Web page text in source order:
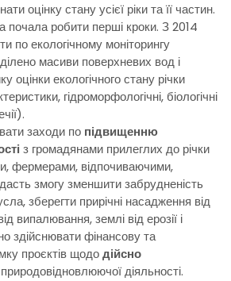
оцінку стану усієї ріки та її частин.
почала робити перші кроки. З 2014
по екологічному моніторингу
масиви поверхневих вод і
оцінки екологічного стану річки
гідроморфологічні, біологічні
заходи по підвищенню
з громадянами прилеглих до річки
фермерами, відпочиваючими,
змогу зменшити забрудненість
зберегти прирічні насадження від
випалювання, землі від ерозії і
здійснювати фінансову та
проєктів щододійсно
діяльності.